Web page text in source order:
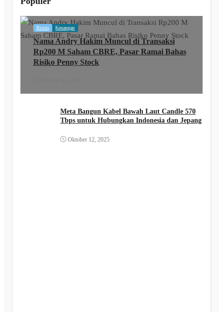
Bisnis Keuangan
Nama Andry Hakim Muncul di Transaksi
Rp200 M Saham CBRE, Pasar Ramai Bahas
Risiko Penny Stock
Meta Bangun Kabel Bawah Laut Candle 570
Tbps untuk Hubungkan Indonesia dan Jepang
Oktober 12, 2025